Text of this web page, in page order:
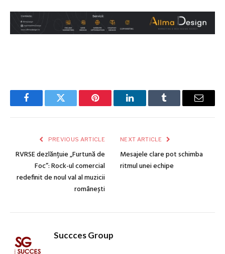
FacebookTwitter Pinterest LinkedInTumblr Email
PREVIOUS ARTICLE
RVRSE dezlănțuie „Furtună de
Foc”: Rock-ul comercial
redefinit de noul val al muzicii
românești
NEXT ARTICLE
Mesajele clare pot schimba
ritmul unei echipe
Succces Group